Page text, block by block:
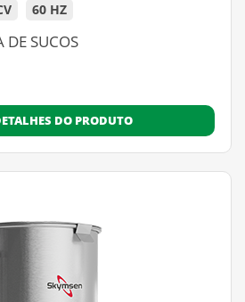
60 HZ
DE SUCOS
DO PRODUTO